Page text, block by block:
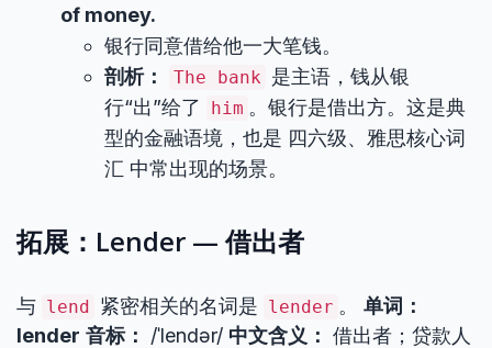
of money.
银行同意借给他一大笔钱。
剖析：
The bank 是主语，钱从银
行“出”给了
him 。银行是借出方。这是典
型的金融语境，也是 四六级、雅思核心词
汇 中常出现的场景。
拓展：Lender — 借出者
与 lend 紧密相关的名词是 lender 。 单词：
lender 音标： /ˈlendər/ 中文含义： 借出者；贷款人